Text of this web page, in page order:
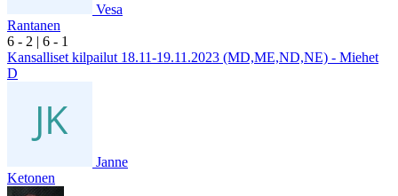
Vesa
Rantanen
6 - 2 | 6 - 1
Kansalliset kilpailut 18.11-19.11.2023 (MD,ME,ND,NE) - Miehet
D
Janne
Ketonen